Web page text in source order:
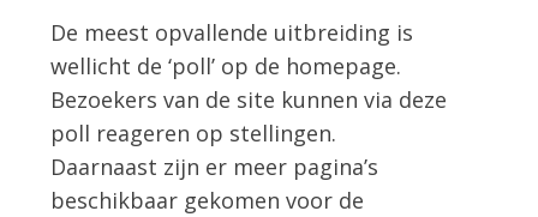
De meest opvallende uitbreiding is
wellicht de ‘poll’ op de homepage.
Bezoekers van de site kunnen via deze
poll reageren op stellingen.
Daarnaast zijn er meer pagina’s
beschikbaar gekomen voor de